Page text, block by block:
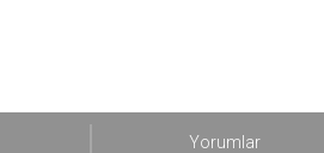
Yorumlar